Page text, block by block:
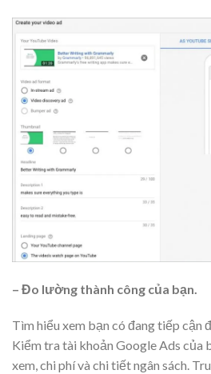
– Đo lường thành công của bạn.
Tìm hiểu xem bạn có đang tiếp cận
Kiểm tra tài khoản Google Ads của
xem, chi phí và chi tiết ngân sách.